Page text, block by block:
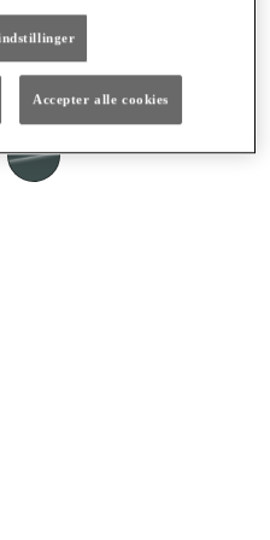
Accepter alle cookies